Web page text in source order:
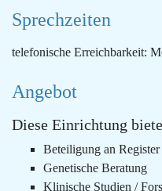
Sprechzeiten
telefonische Erreichbarkeit:
Angebot
Diese Einrichtung
Beteiligung an Register
Genetische Beratung
Klinische Studien /